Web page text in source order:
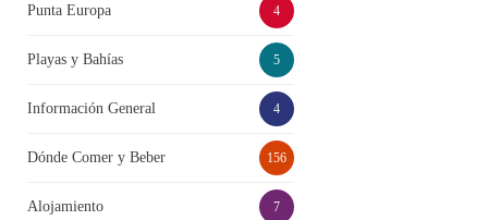
Punta Europa 4
Playas y Bahías 5
Información General 4
Dónde Comer y Beber 156
Alojamiento 7